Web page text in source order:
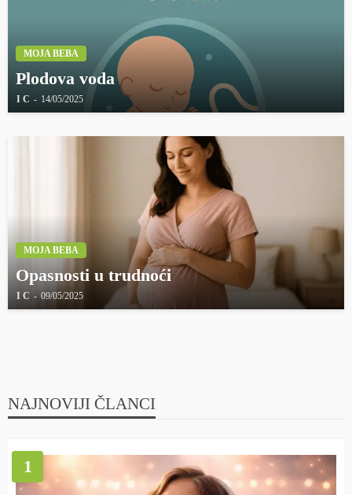
MOJA BEBA
Plodova voda
I C 14/05/2025
MOJA BEBA
Opasnosti u trudnoći
I C 09/05/2025
NAJNOVIJI ČLANCI
1